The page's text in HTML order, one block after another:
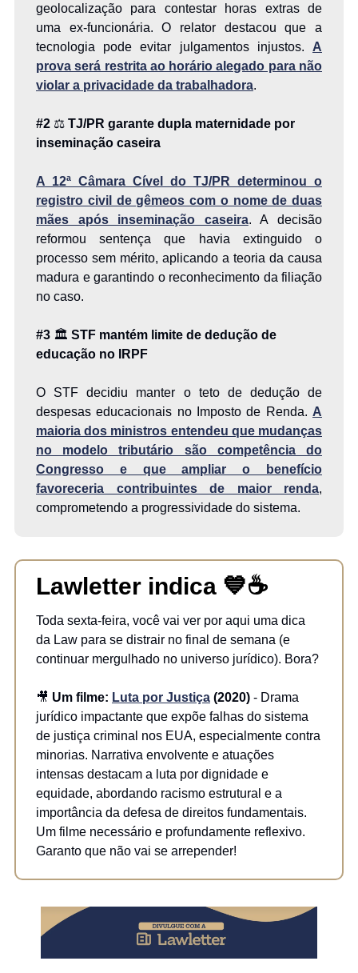
geolocalização para contestar horas extras de
uma ex-funcionária. O relator destacou que a
tecnologia pode evitar julgamentos injustos. A
prova será restrita ao horário alegado para não
violar a privacidade da trabalhadora.
#2 ⚖️ TJ/PR garante dupla maternidade por
inseminação caseira
A 12ª Câmara Cível do TJ/PR determinou o
registro civil de gêmeos com o nome de duas
mães após inseminação caseira. A decisão
reformou sentença que havia extinguido o
processo sem mérito, aplicando a teoria da causa
madura e garantindo o reconhecimento da filiação
no caso.
#3 🏛️ STF mantém limite de dedução de
educação no IRPF
O STF decidiu manter o teto de dedução de
despesas educacionais no Imposto de Renda. A
maioria dos ministros entendeu que mudanças
no modelo tributário são competência do
Congresso e que ampliar o benefício
favoreceria contribuintes de maior renda,
comprometendo a progressividade do sistema.
Lawletter indica 💙☕
Toda sexta-feira, você vai ver por aqui uma dica
da Law para se distrair no final de semana (e
continuar mergulhado no universo jurídico). Bora?
🎥 Um filme: Luta por Justiça (2020) - Drama
jurídico impactante que expõe falhas do sistema
de justiça criminal nos EUA, especialmente contra
minorias. Narrativa envolvente e atuações
intensas destacam a luta por dignidade e
equidade, abordando racismo estrutural e a
importância da defesa de direitos fundamentais.
Um filme necessário e profundamente reflexivo.
Garanto que não vai se arrepender!